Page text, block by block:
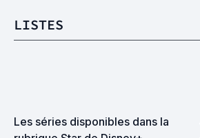
LISTES
Les séries disponibles dans la